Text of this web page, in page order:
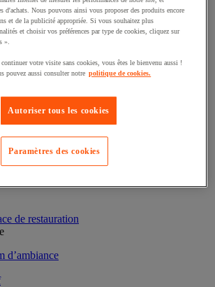
et faitout
électroménager et buanderie
de restauration
d'achats. Nous pouvons ainsi vous proposer des produits encore
et de la publicité appropriée. Si vous souhaitez plus
et choisir vos préférences par type de cookies, cliquez sur
».
votre visite sans cookies, vous êtes le bienvenu aussi !
pouvez aussi consulter notre politique de cookies.
Autoriser tous les cookies
Paramètres des cookies